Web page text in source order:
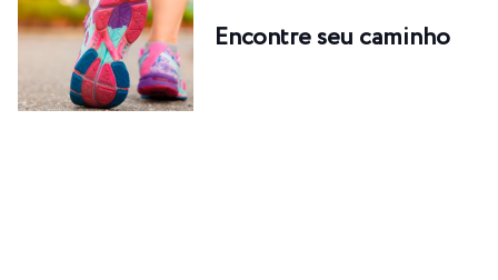
Encontre seu caminho